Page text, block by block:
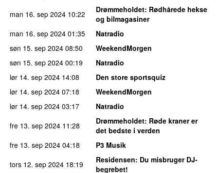
man 16. sep 2024 10:22 Drømmeholdet: Rødhårede hekse
og bilmagasiner
man 16. sep 2024 01:35
Natradio
søn 15. sep 2024 08:50
WeekendMorgen
søn 15. sep 2024 00:19
Natradio
lør 14. sep 2024 14:08
Den store sportsquiz
lør 14. sep 2024 07:18
WeekendMorgen
lør 14. sep 2024 03:17
Natradio
fre 13. sep 2024 11:28 Drømmeholdet: Røde kraner er
det bedste i verden
fre 13. sep 2024 04:18
P3 Musik
tors 12. sep 2024 18:19 Residensen: Du misbruger DJ-
begrebet!